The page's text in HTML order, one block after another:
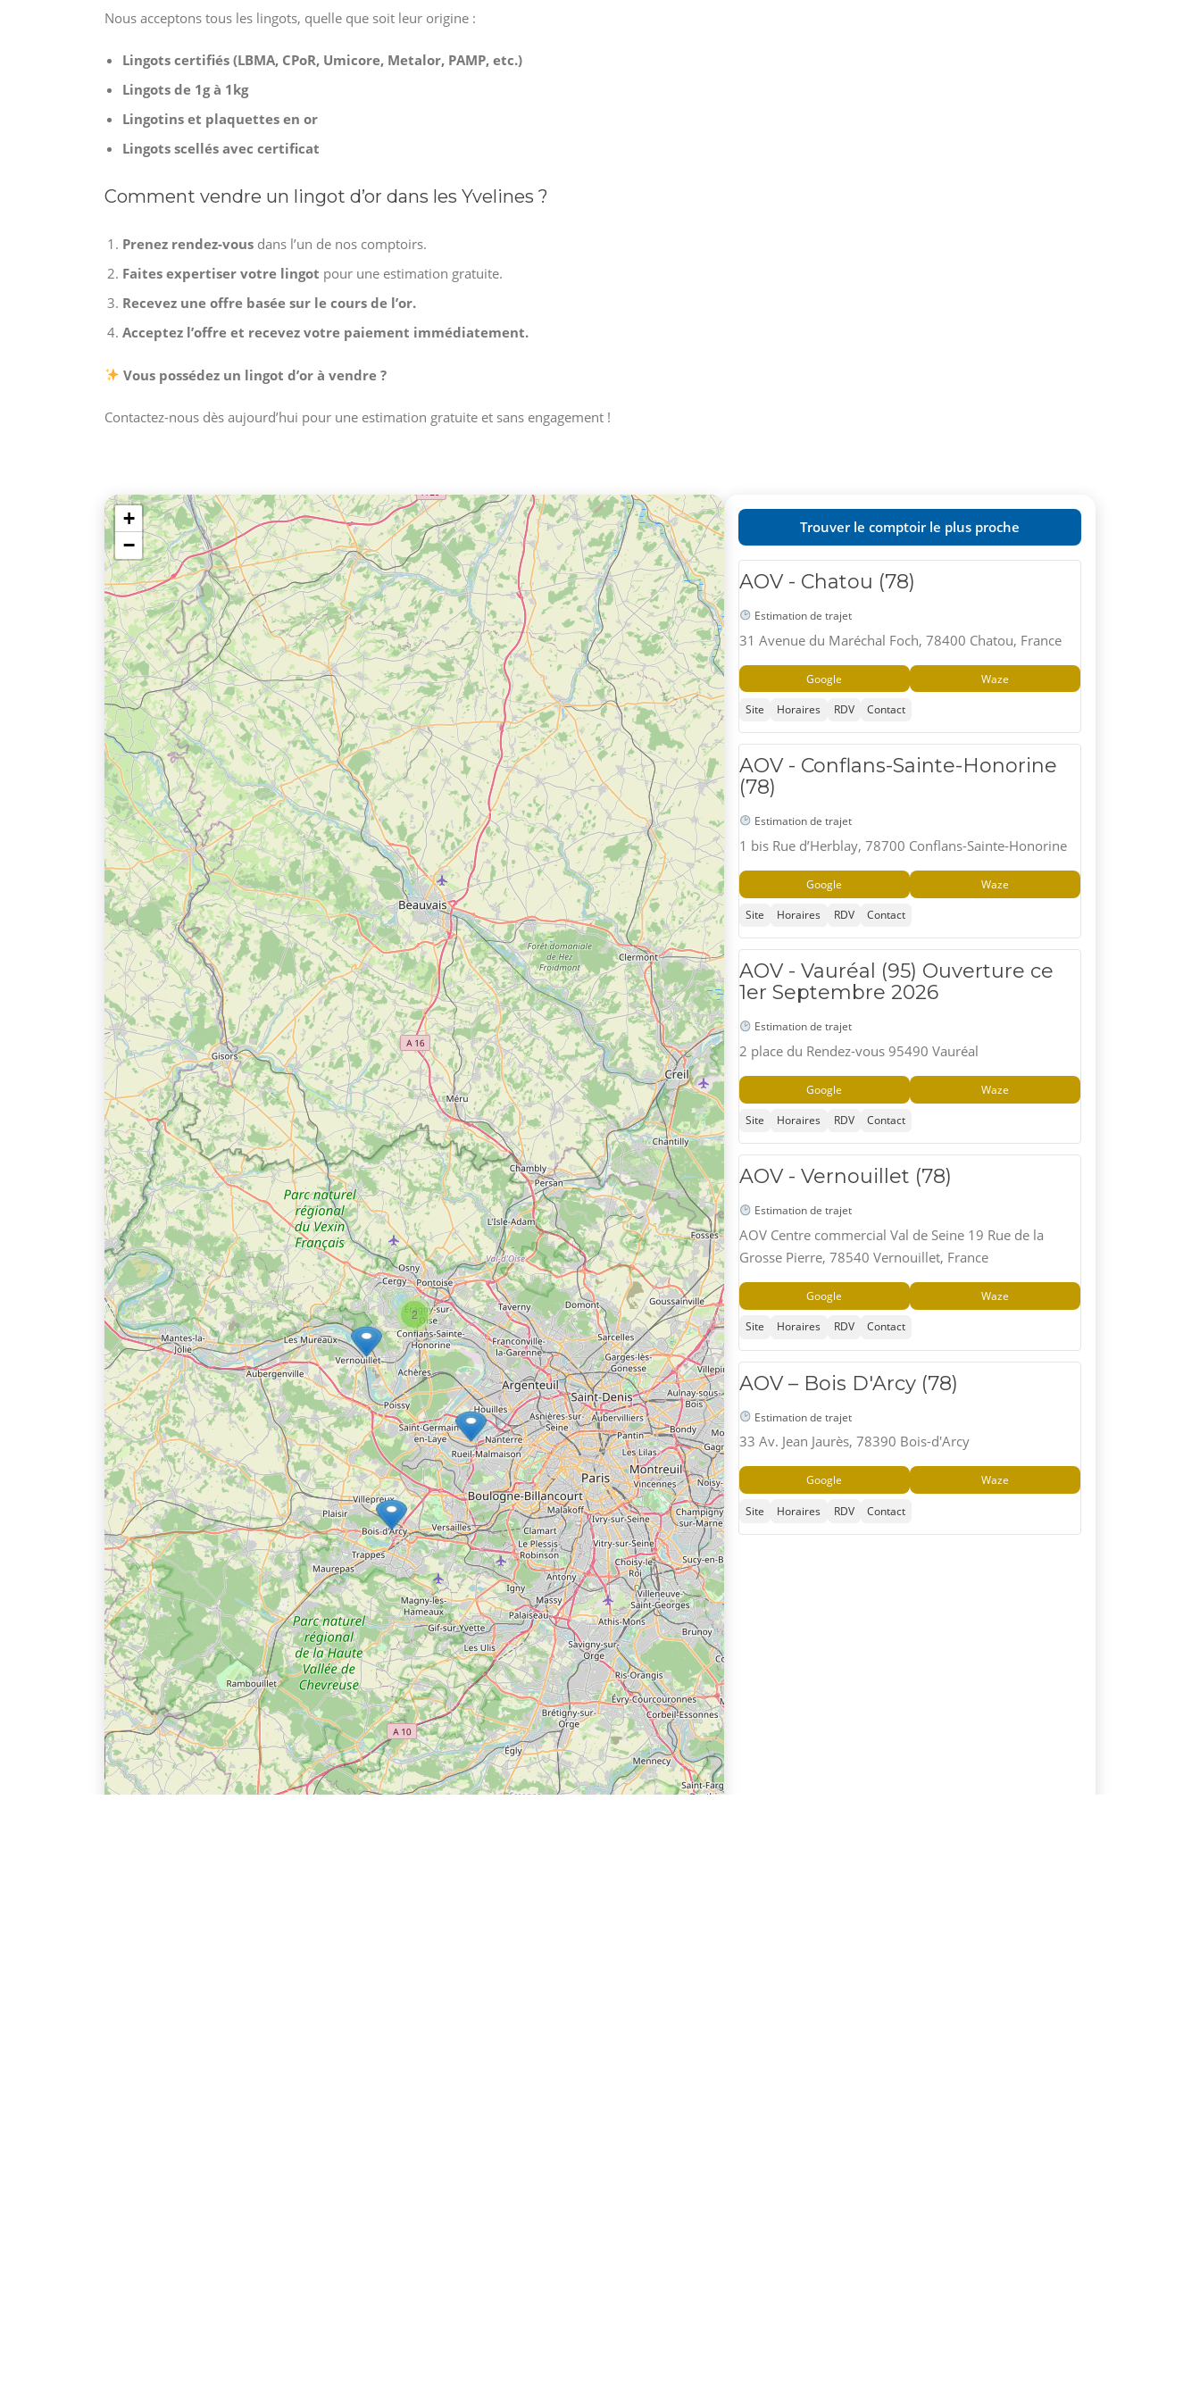
Nous acceptons tous les lingots, quelle que soit leur origine :
Lingots certifiés (LBMA, CPoR, Umicore, Metalor, PAMP, etc.)
Lingots de 1g à 1kg
Lingotins et plaquettes en or
Lingots scellés avec certificat
Comment vendre un lingot d’or dans les Yvelines ?
Prenez rendez-vous dans l’un de nos comptoirs.
Faites expertiser votre lingot pour une estimation gratuite.
Recevez une offre basée sur le cours de l’or.
Acceptez l’offre et recevez votre paiement immédiatement.
Vous possédez un lingot d’or à vendre ?
Contactez-nous dès aujourd’hui pour une estimation gratuite et sans engagement !
2
+
−
Trouver le comptoir le plus proche
AOV - Chatou (78)
Estimation de trajet
31 Avenue du Maréchal Foch, 78400 Chatou, France
Google Waze
Site Horaires RDV Contact
AOV - Conflans-Sainte-Honorine
(78)
Estimation de trajet
1 bis Rue d’Herblay, 78700 Conflans-Sainte-Honorine
Google Waze
Site Horaires RDV Contact
AOV - Vauréal (95) Ouverture ce
1er Septembre 2026
Estimation de trajet
2 place du Rendez-vous 95490 Vauréal
Google Waze
Site Horaires RDV Contact
AOV - Vernouillet (78)
Estimation de trajet
AOV Centre commercial Val de Seine 19 Rue de la
Grosse Pierre, 78540 Vernouillet, France
Google Waze
Site Horaires RDV Contact
AOV – Bois D'Arcy (78)
Estimation de trajet
33 Av. Jean Jaurès, 78390 Bois-d'Arcy
Google Waze
Site Horaires RDV Contact